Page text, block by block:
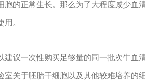
的正常生长。那么为了大程度减少血
。
议一次性购买足够量的同一批次牛血
关于胚胎干细胞以及其他较难培养的